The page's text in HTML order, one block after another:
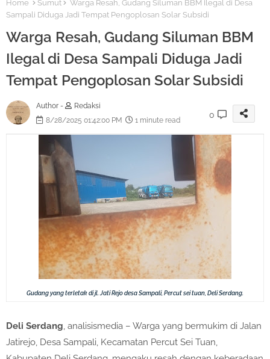
Home Sumut
Warga Resah, Gudang Siluman BBM Ilegal di Desa
Sampali Diduga Jadi Tempat Pengoplosan Solar Subsidi
Warga Resah, Gudang Siluman BBM
Ilegal di Desa Sampali Diduga Jadi
Tempat Pengoplosan Solar Subsidi
Author -
Redaksi
8/28/2025 01:42:00 PM
1 minute read
0
Gudang yang terletak di jl. Jati Rejo desa Sampali, Percut sei tuan, Deli Serdang.
Deli Serdang, analisismedia – Warga yang bermukim di Jalan
Jatirejo, Desa Sampali, Kecamatan Percut Sei Tuan,